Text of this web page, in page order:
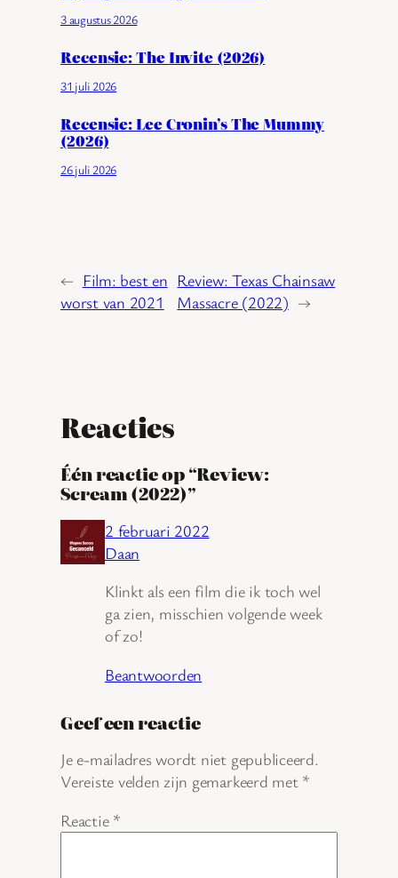
3 augustus 2026
Recensie: The Invite (2026)
31 juli 2026
Recensie: Lee Cronin’s The Mummy
(2026)
26 juli 2026
← Film: best en
worst van 2021
Review: Texas Chainsaw
Massacre (2022) →
Reacties
Één reactie op “Review:
Scream (2022)”
2 februari 2022
Daan
Klinkt als een film die ik toch wel
ga zien, misschien volgende week
of zo!
Beantwoorden
Geef een reactie
Je e-mailadres wordt niet gepubliceerd.
Vereiste velden zijn gemarkeerd met *
Reactie *